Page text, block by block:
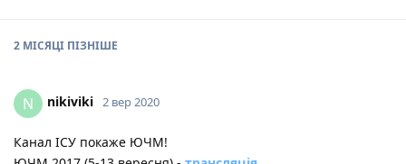
2 МІСЯЦІ ПІЗНІШЕ
N nikiviki 2 вер 2020
Канал ІСУ покаже ЮЧМ!